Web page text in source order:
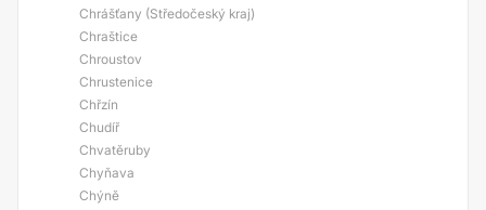
Chrášťany (Středočeský kraj)
Chraštice
Chroustov
Chrustenice
Chřzín
Chudíř
Chvatěruby
Chyňava
Chýně